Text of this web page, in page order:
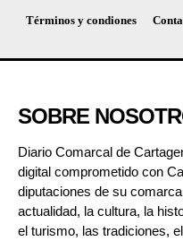
Términos y condiones
SOBRE
Diario Comarcal de
digital comprometido con
diputaciones de su
actualidad, la cultura, la
el turismo, las tradiciones,